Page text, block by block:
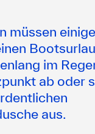
müssen
im
ab oder
aus.